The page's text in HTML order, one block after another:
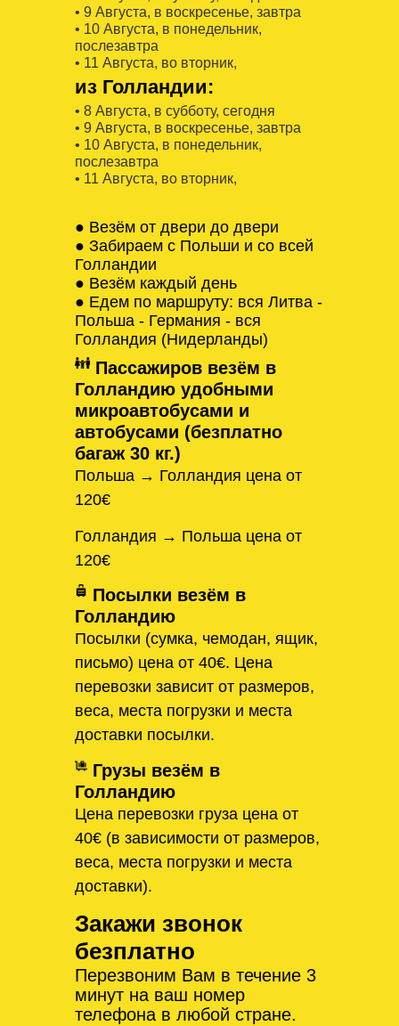
• 9 Августa, в воскресенье, завтра
• 10 Августa, в понедельник,
послезавтра
• 11 Августa, во вторник,
из Голландии:
• 8 Августa, в субботу, сегодня
• 9 Августa, в воскресенье, завтра
• 10 Августa, в понедельник,
послезавтра
• 11 Августa, во вторник,
● Везём от двери до двери
● Забираем с Польши и со всей
Голландии
● Везём каждый день
● Едем по маршруту: вся Литва -
Польша - Германия - вся
Голландия (Нидерланды)
Пассажиров везём в
Голландию удобными
микроавтобусами и
автобусами (безплатно
багаж 30 кг.)
Польша → Голландия цена от
120€
Голландия → Польша цена от
120€
Посылки везём в
Голландию
Посылки (сумка, чемодан, ящик,
письмо) цена от 40€. Цена
перевозки зависит от размеров,
веса, места погрузки и места
доставки посылки.
Грузы везём в
Голландию
Цена перевозки груза цена от
40€ (в зависимости от размеров,
веса, места погрузки и места
доставки).
Закажи звонок
безплатно
Перезвоним Вам в течение 3
минут на ваш номер
телефона в любой стране.